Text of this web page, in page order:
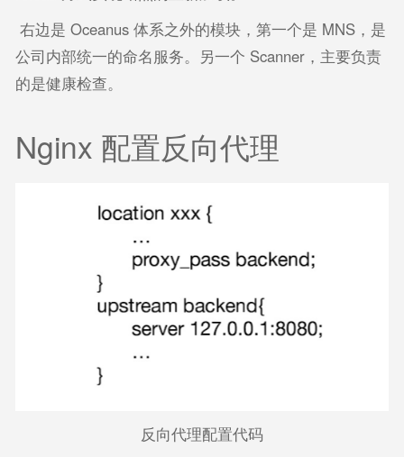
右边是 Oceanus 体系之外的模块，第一个是 MNS，是
公司内部统一的命名服务。另一个 Scanner，主要负责
的是健康检查。
Nginx 配置反向代理
反向代理配置代码